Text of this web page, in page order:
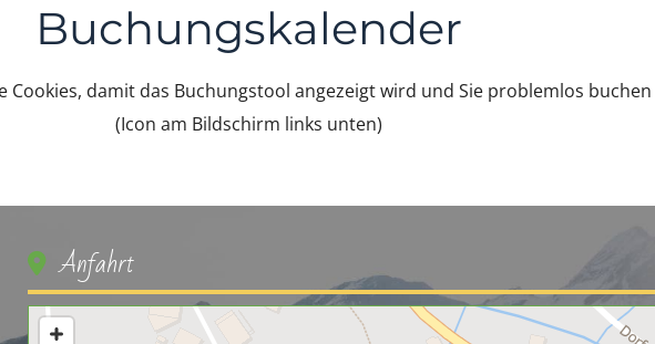
Buchungskalender
Cookies, damit das Buchungstool angezeigt wird und Sie problemlos
(Icon am Bildschirm links unten)
Anfahrt